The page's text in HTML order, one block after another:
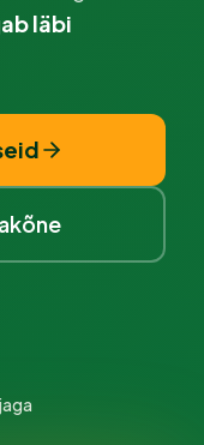
läbi